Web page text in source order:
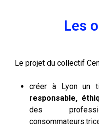
Les
Le projet du collectif
créer à Lyon un
responsable,
des